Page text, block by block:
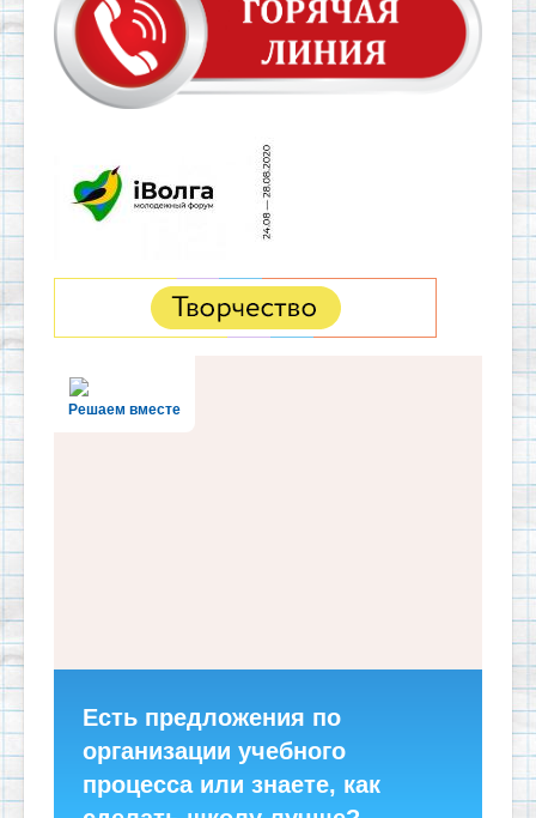
Решаем вместе
Есть предложения по
организации учебного
процесса или знаете, как